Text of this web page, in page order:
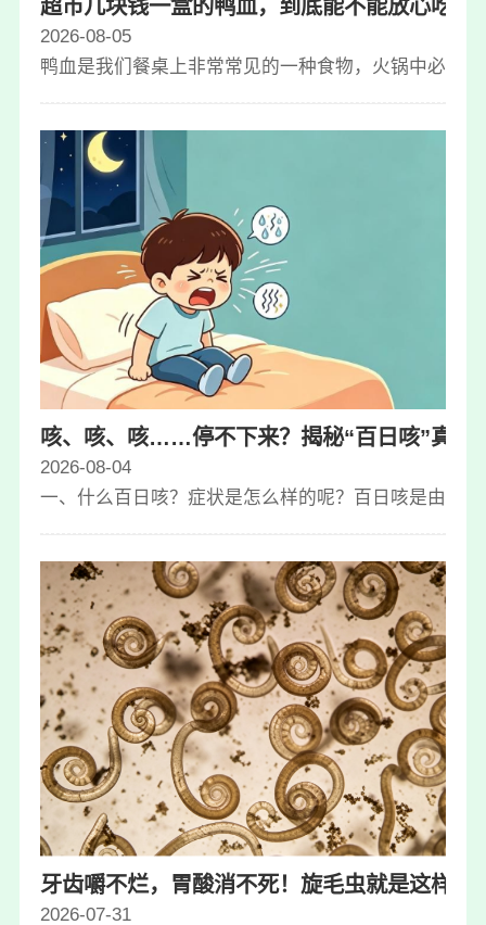
超市几块钱一盒的鸭血，到底能不能放心吃呢
2026-08-05
鸭血是我们餐桌上非常常见的一种食物，火锅中必点
咳、咳、咳……停不下来？揭秘“百日咳”真面
2026-08-04
一、什么百日咳？症状是怎么样的呢？百日咳是由百
牙齿嚼不烂，胃酸消不死！旋毛虫就是这样一
2026-07-31